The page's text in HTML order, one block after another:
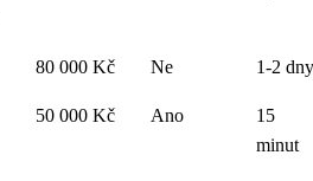
80 000 Kč Ne 1-2 dny
50 000 Kč Ano
15
minut